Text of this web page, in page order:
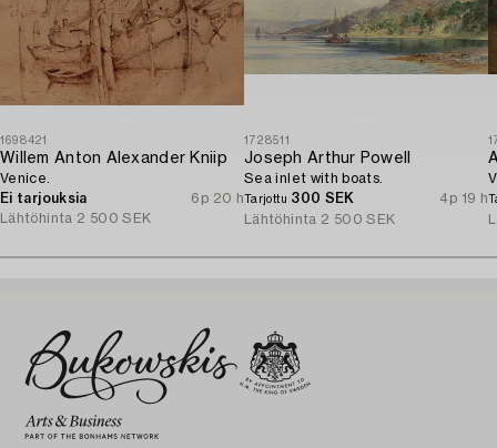
1698421
Willem Anton Alexander Kniip
Venice.
Ei tarjouksia
6p 20 h
Lähtöhinta 2 500 SEK
1728511
Joseph Arthur Powell
Sea inlet with boats.
Tarjottu 300 SEK
4p 19 h
Lähtöhinta 2 500 SEK